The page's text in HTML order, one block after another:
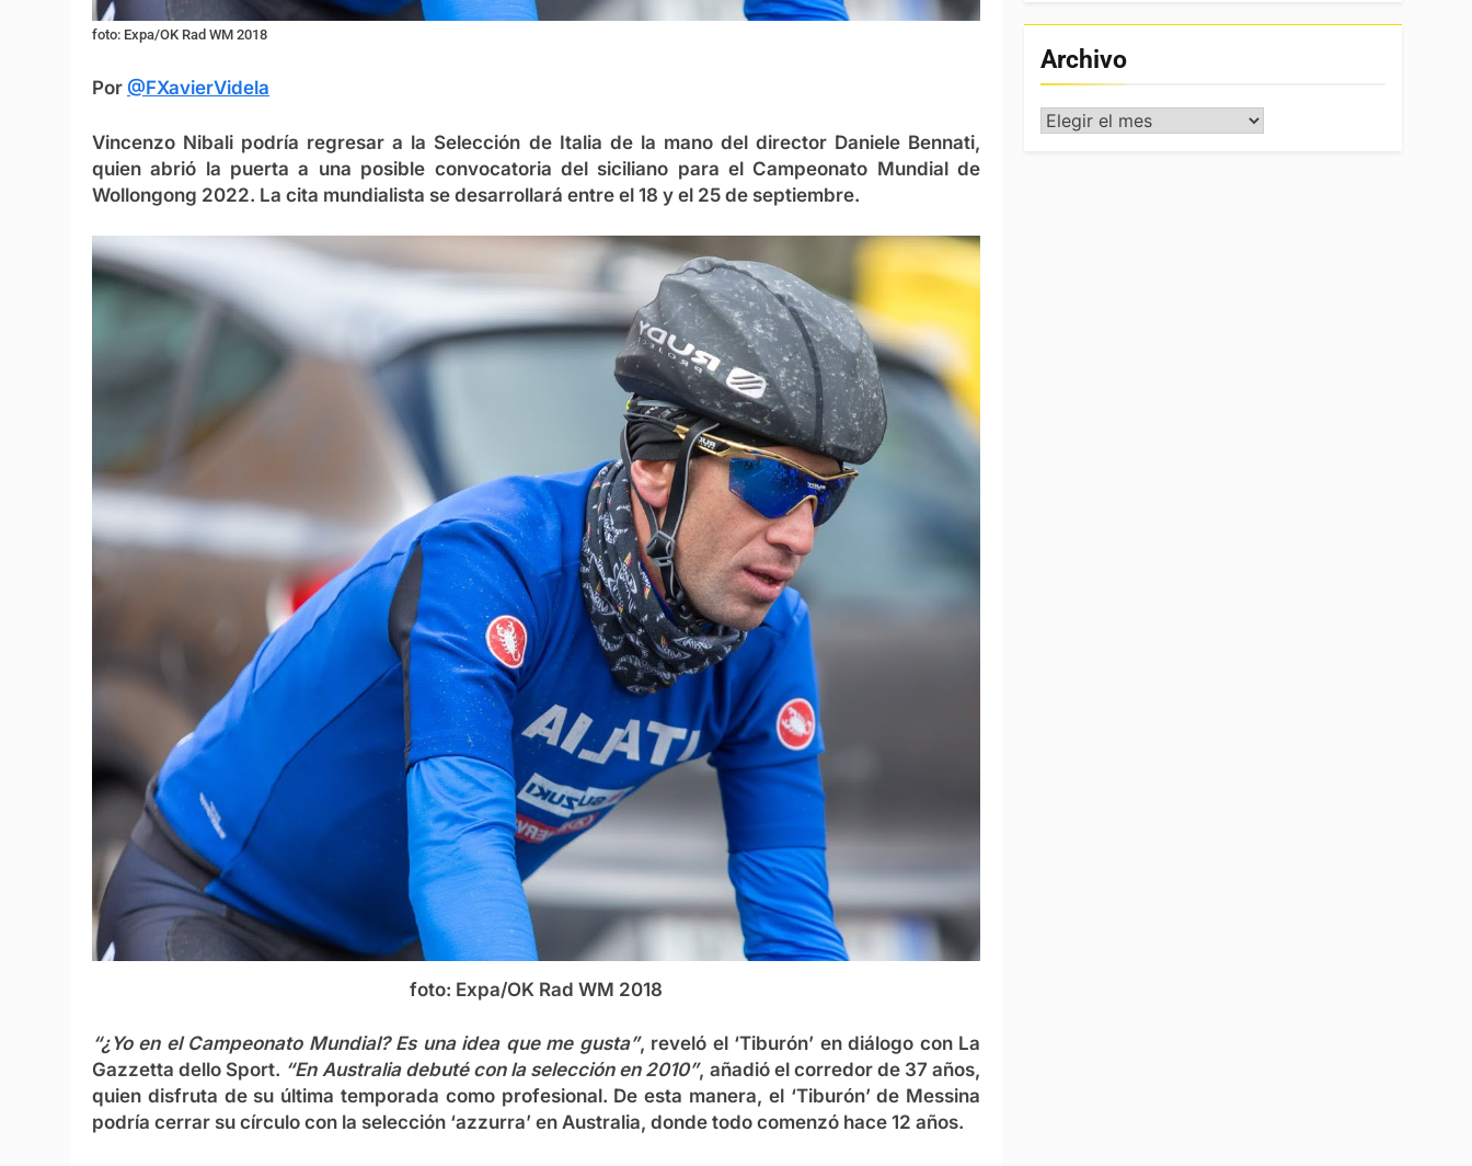
foto: Expa/OK Rad WM 2018
Por @FXavierVidela
Vincenzo Nibali podría regresar a la Selección de Italia de la mano del director Daniele Bennati,
quien abrió la puerta a una posible convocatoria del siciliano para el Campeonato Mundial de
Wollongong 2022. La cita mundialista se desarrollará entre el 18 y el 25 de septiembre.
foto: Expa/OK Rad WM 2018
“¿Yo en el Campeonato Mundial? Es una idea que me gusta”, reveló el ‘Tiburón’ en diálogo con La
Gazzetta dello Sport. “En Australia debuté con la selección en 2010”, añadió el corredor de 37 años,
quien disfruta de su última temporada como profesional. De esta manera, el ‘Tiburón’ de Messina
podría cerrar su círculo con la selección ‘azzurra’ en Australia, donde todo comenzó hace 12 años.
Archivo
Archivo